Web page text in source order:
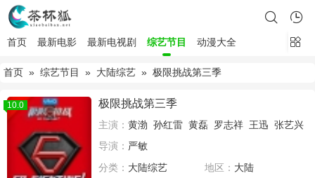
首页 最新电影 最新电视剧 综艺节目 动漫大全
首页 » 综艺节目 » 大陆综艺 » 极限挑战第三季
10.0 极限挑战第三季
主演： 黄渤 孙红雷 黄磊 罗志祥 王迅 张艺兴
导演： 严敏
分类： 大陆综艺 地区： 大陆